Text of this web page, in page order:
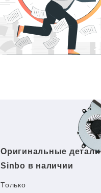
Оригинальные детали
Sinbo в наличии
Только